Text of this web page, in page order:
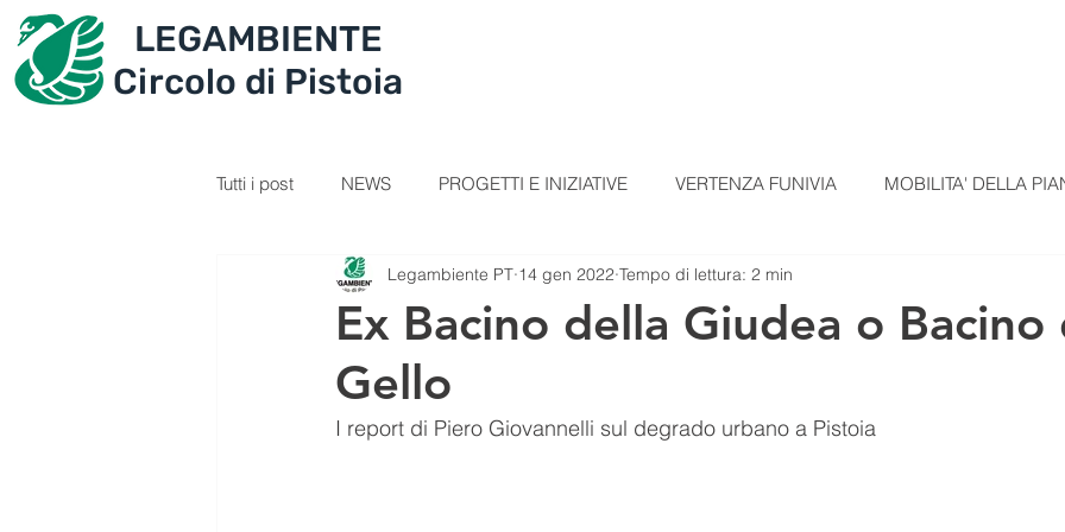
LEGAMBIENTE
Circolo di Pistoia
Tutti i post NEWS PROGETTI E INIZIATIVE VERTENZA FUNIVIA MOBILITA' DELLA
SEZIONE GIOVANI VIDEOLEZIONI COMUNICATI STAMPA
PERCORSI RICETTE
Ex Bacino della Giudea o Bacino
Gello
Legambiente PT 14 gen 2022 Tempo di lettura: 2 min
I report di Piero Giovannelli sul degrado urbano a Pistoia